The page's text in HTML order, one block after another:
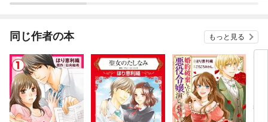
同じ作者の本 もっと見る